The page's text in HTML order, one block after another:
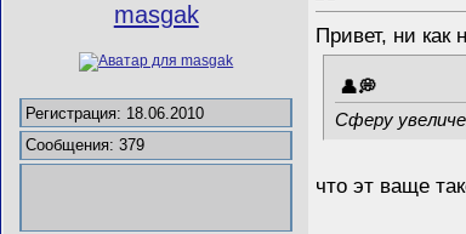
masgak
Регистрация: 18.06.2010
Сообщения: 379
Привет, ни как
Сферу
что эт ваще